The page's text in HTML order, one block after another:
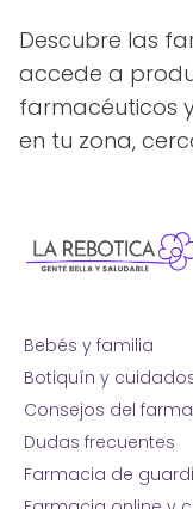
Descubre las
accede a
farmacéuticos
en tu zona,
Bebés y familia
Botiquín y
Consejos del
Dudas frecuentes
Farmacia de